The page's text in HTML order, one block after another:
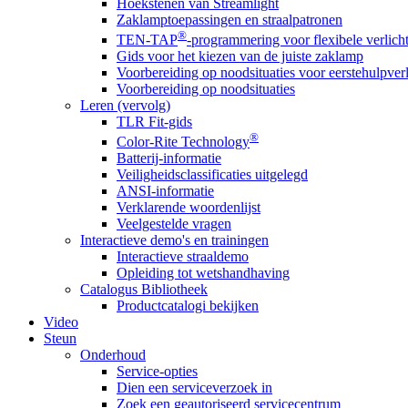
Zaklamptoepassingen en straalpatronen
TEN-TAP®-programmering voor flexibele
Gids voor het kiezen van de juiste zaklamp
Voorbereiding op noodsituaties voor
Voorbereiding op noodsituaties
Leren (vervolg)
TLR Fit-gids
Color-Rite Technology®
Batterij-informatie
Veiligheidsclassificaties uitgelegd
ANSI-informatie
Verklarende woordenlijst
Veelgestelde vragen
Interactieve demo's en trainingen
Interactieve straaldemo
Opleiding tot wetshandhaving
Catalogus Bibliotheek
Productcatalogi bekijken
Video
Steun
Onderhoud
Service-opties
Dien een serviceverzoek in
Zoek een geautoriseerd servicecentrum